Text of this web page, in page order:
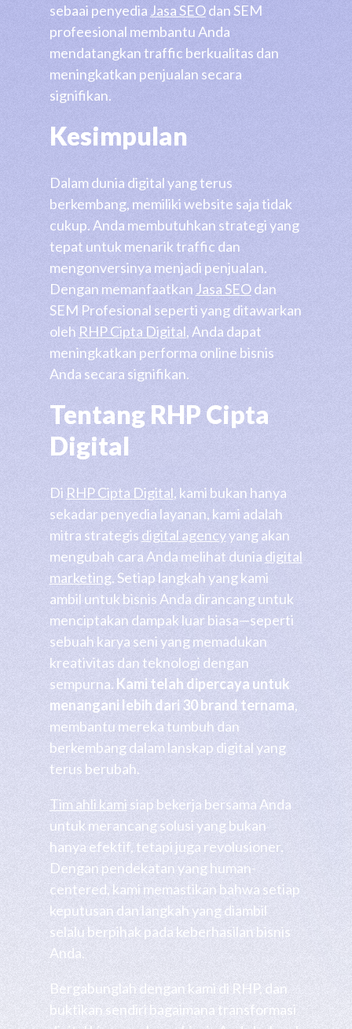
sebaai penyedia Jasa SEOdan SEM
profeesional membantu Anda
mendatangkan traffic berkualitas dan
meningkatkan penjualan secara
signifikan.
Kesimpulan
Dalam dunia digital yang terus
berkembang, memiliki website saja tidak
cukup. Anda membutuhkan strategi yang
tepat untuk menarik traffic dan
mengonversinya menjadi penjualan.
Dengan memanfaatkan Jasa SEOdan
SEM Profesional seperti yang ditawarkan
oleh RHP Cipta Digital, Anda dapat
meningkatkan performa online bisnis
Anda secara signifikan.
Tentang RHP Cipta
Digital
Di RHP Cipta Digital, kami bukan hanya
sekadar penyedia layanan, kami adalah
mitra strategis digital agencyyang akan
mengubah cara Anda melihat dunia digital
marketing. Setiap langkah yang kami
ambil untuk bisnis Anda dirancang untuk
menciptakan dampak luar biasa—seperti
sebuah karya seni yang memadukan
kreativitas dan teknologi dengan
sempurna. Kami telah dipercaya untuk
menangani lebih dari 30 brand ternama,
membantu mereka tumbuh dan
berkembang dalam lanskap digital yang
terus berubah.
Tim ahli kami siap bekerja bersama Anda
untuk merancang solusi yang bukan
hanya efektif, tetapi juga revolusioner.
Dengan pendekatan yang human-
centered, kami memastikan bahwa setiap
keputusan dan langkah yang diambil
selalu berpihak pada keberhasilan bisnis
Anda.
Bergabunglah dengan kami di RHP, dan
buktikan sendiri bagaimana transformasi